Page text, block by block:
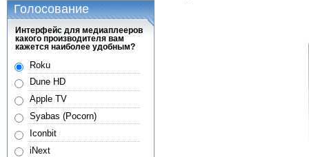
Голосование
Интерфейс для медиаплееров
какого производителя вам
кажется наиболее удобным?
Roku
Dune HD
Apple TV
Syabas (Pocorn)
Iconbit
iNext